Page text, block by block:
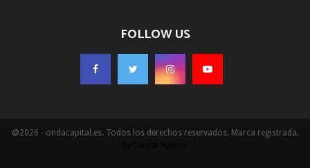
FOLLOW US
@2026 - ondacapital.es. Todos los derechos reservados. Marca registrada.